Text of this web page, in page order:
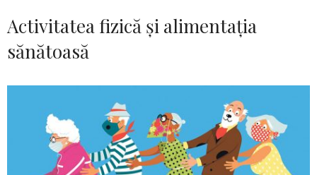
Activitatea fizică și alimentația
sănătoasă